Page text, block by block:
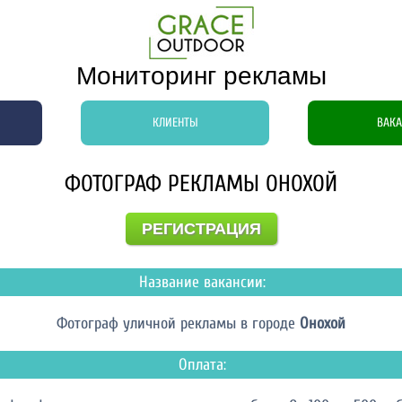
Мониторинг рекламы
КЛИЕНТЫ
ФОТОГРАФ РЕКЛАМЫ ОНОХОЙ
РЕГИСТРАЦИЯ
Название вакансии:
Фотограф уличной рекламы в городе Онохой
Оплата: